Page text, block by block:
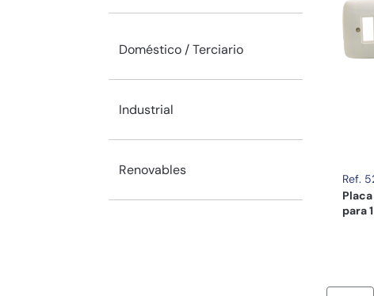
Doméstico / Terciario
Industrial
Renovables
Ref.
para